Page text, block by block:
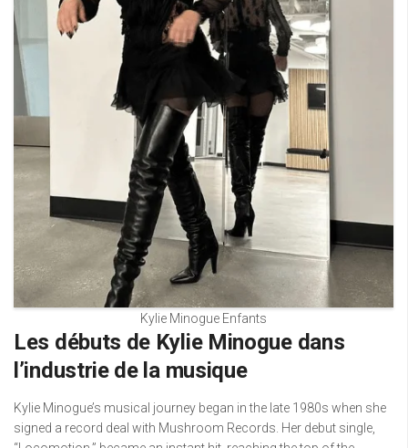
Kylie Minogue Enfants
Les débuts de Kylie Minogue dans
l’industrie de la musique
Kylie Minogue’s musical journey began in the late 1980s when she
signed a record deal with Mushroom Records. Her debut single,